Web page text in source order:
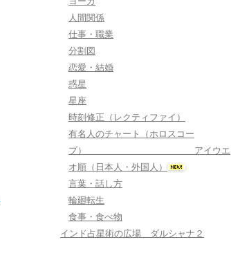
人間関係
仕事・職業
分割図
恋愛・結婚
惑星
星座
時刻修正（レクティファイ）
有名人のチャート（ホロスコー
プ） アイウエ
オ順（日本人・外国人）
言葉・話し方
輪廻転生
食事・食べ物
インド占星術の広場 ダルシャナ２